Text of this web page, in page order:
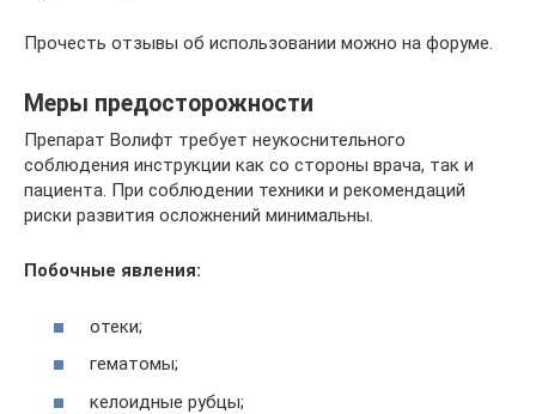
Прочесть отзывы об использовании можно на форуме.
Меры предосторожности
Препарат Волифт требует неукоснительного
соблюдения инструкции как со стороны врача, так и
пациента. При соблюдении техники и рекомендаций
риски развития осложнений минимальны.
Побочные явления:
отеки;
гематомы;
келоидные рубцы;